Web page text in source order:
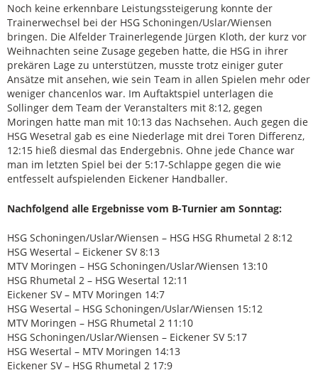
Noch keine erkennbare Leistungssteigerung konnte der
Trainerwechsel bei der HSG Schoningen/Uslar/Wiensen
bringen. Die Alfelder Trainerlegende Jürgen Kloth, der kurz vor
Weihnachten seine Zusage gegeben hatte, die HSG in ihrer
prekären Lage zu unterstützen, musste trotz einiger guter
Ansätze mit ansehen, wie sein Team in allen Spielen mehr oder
weniger chancenlos war. Im Auftaktspiel unterlagen die
Sollinger dem Team der Veranstalters mit 8:12, gegen
Moringen hatte man mit 10:13 das Nachsehen. Auch gegen die
HSG Wesetral gab es eine Niederlage mit drei Toren Differenz,
12:15 hieß diesmal das Endergebnis. Ohne jede Chance war
man im letzten Spiel bei der 5:17-Schlappe gegen die wie
entfesselt aufspielenden Eickener Handballer.
Nachfolgend alle Ergebnisse vom B-Turnier am Sonntag:
HSG Schoningen/Uslar/Wiensen – HSG HSG Rhumetal 2 8:12
HSG Wesertal – Eickener SV 8:13
MTV Moringen – HSG Schoningen/Uslar/Wiensen 13:10
HSG Rhumetal 2 – HSG Wesertal 12:11
Eickener SV – MTV Moringen 14:7
HSG Wesertal – HSG Schoningen/Uslar/Wiensen 15:12
MTV Moringen – HSG Rhumetal 2 11:10
HSG Schoningen/Uslar/Wiensen – Eickener SV 5:17
HSG Wesertal – MTV Moringen 14:13
Eickener SV – HSG Rhumetal 2 17:9